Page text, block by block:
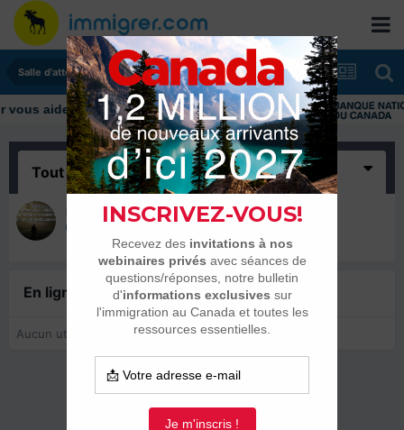
Salle d'attente - échanges de dates
aider tout au long de votre transition
Tout(1)
positive thinking
23 juillet 2017
En ligne récemment0 membre est en ligne
Aucun utilisateur enregistré regarde cette page.